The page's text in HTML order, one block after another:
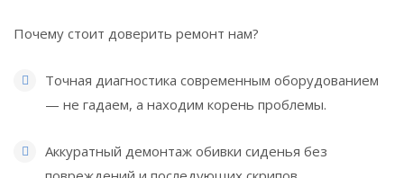
Почему стоит доверить ремонт нам?
Точная диагностика современным оборудованием
— не гадаем, а находим корень проблемы.
Аккуратный демонтаж обивки сиденья без